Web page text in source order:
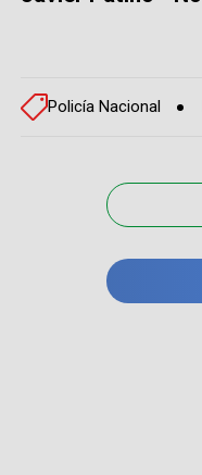
Policía Nacional